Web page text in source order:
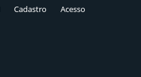
Cadastro Acesso